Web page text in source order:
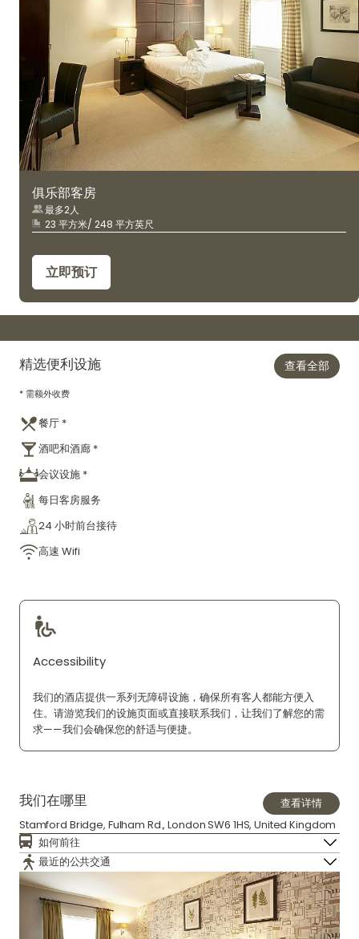
俱乐部客房
最多2人
23 平方米/ 248 平方英尺
立即预订
精选便利设施
* 需额外收费
查看全部
餐厅 *
酒吧和酒廊 *
会议设施 *
每日客房服务
24 小时前台接待
高速 Wifi
Accessibility
我们的酒店提供一系列无障碍设施，确保所有客人都能方便入
住。请游览我们的设施页面或直接联系我们，让我们了解您的需
求——我们会确保您的舒适与便捷。
我们在哪里
查看详情
Stamford Bridge, Fulham Rd., London SW6 1HS, United Kingdom
如何前往
最近的公共交通